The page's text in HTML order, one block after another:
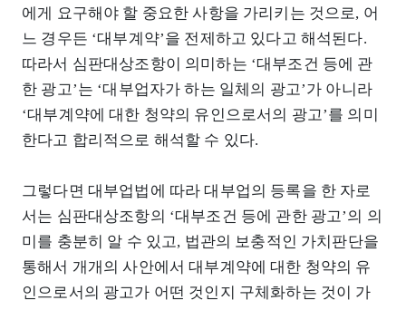
에게 요구해야 할 중요한 사항을 가리키는 것으로, 어
느 경우든 ‘대부계약’을 전제하고 있다고 해석된다.
따라서 심판대상조항이 의미하는 ‘대부조건 등에 관
한 광고’는 ‘대부업자가 하는 일체의 광고’가 아니라
‘대부계약에 대한 청약의 유인으로서의 광고’를 의미
한다고 합리적으로 해석할 수 있다.
그렇다면 대부업법에 따라 대부업의 등록을 한 자로
서는 심판대상조항의 ‘대부조건 등에 관한 광고’의 의
미를 충분히 알 수 있고, 법관의 보충적인 가치판단을
통해서 개개의 사안에서 대부계약에 대한 청약의 유
인으로서의 광고가 어떤 것인지 구체화하는 것이 가